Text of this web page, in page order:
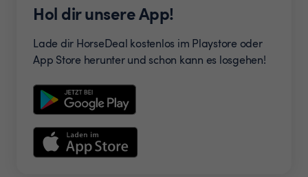
Hol dir unsere App!
Lade dir HorseDeal kostenlos im Playstore oder
App Store herunter und schon kann es losgehen!